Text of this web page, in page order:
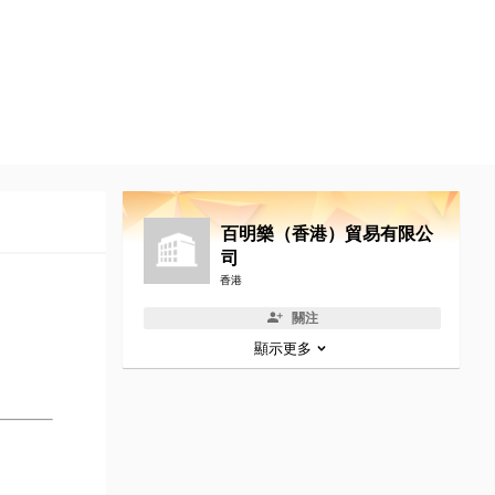
百明樂（香港）貿易有限公
司
香港
關注
顯示更多